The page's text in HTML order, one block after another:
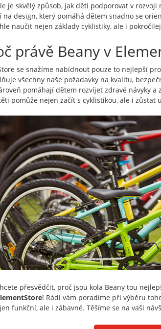
je skvělý způsob, jak děti podporovat v
na design, který pomáhá dětem snadno se
naučit nejen základy cyklistiky, ale i
právě Beany v
se snažíme nabídnout pouze to nejlepší
všechny naše požadavky na kvalitu,
pomáhají dětem rozvíjet zdravé návyky
pomůže nejen začít s cyklistikou, ale i zůstat
přesvědčit, proč jsou kola Beany tou
! Rádi vám poradíme při výběru
funkční, ale i zábavné. Těšíme se na vaši